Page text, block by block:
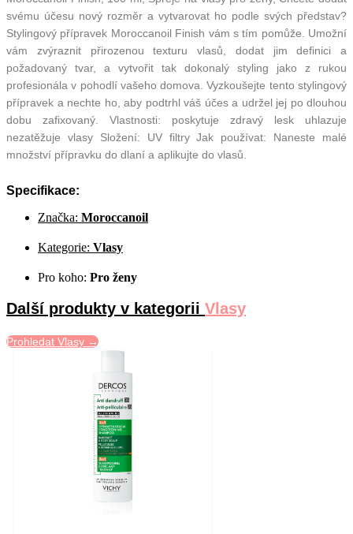
svému účesu nový rozměr a vytvarovat ho podle svých představ?
Stylingový přípravek Moroccanoil Finish vám s tím pomůže. Umožní
vám zvýraznit přirozenou texturu vlasů, dodat jim definici a
požadovaný tvar, a vytvořit tak dokonalý styling jako z rukou
profesionála v pohodlí vašeho domova. Vyzkoušejte tento stylingový
přípravek a nechte ho, aby podtrhl váš účes a udržel jej po dlouhou
dobu zafixovaný. Vlastnosti: poskytuje zdravý lesk uhlazuje
nezatěžuje vlasy Složení: UV filtry Jak používat: Naneste malé
množství přípravku do dlaní a aplikujte do vlasů.
Specifikace:
Značka: Moroccanoil
Kategorie: Vlasy
Pro koho: Pro ženy
Další produkty v kategorii Vlasy
Prohledat Vlasy →